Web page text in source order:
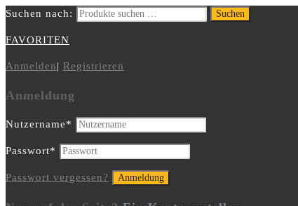
Suchen nach: Suchen
FAVORITEN
Anmelden| Registrieren
Anmeldung
Nutzername*
Passwort*
Passwort vergessen?